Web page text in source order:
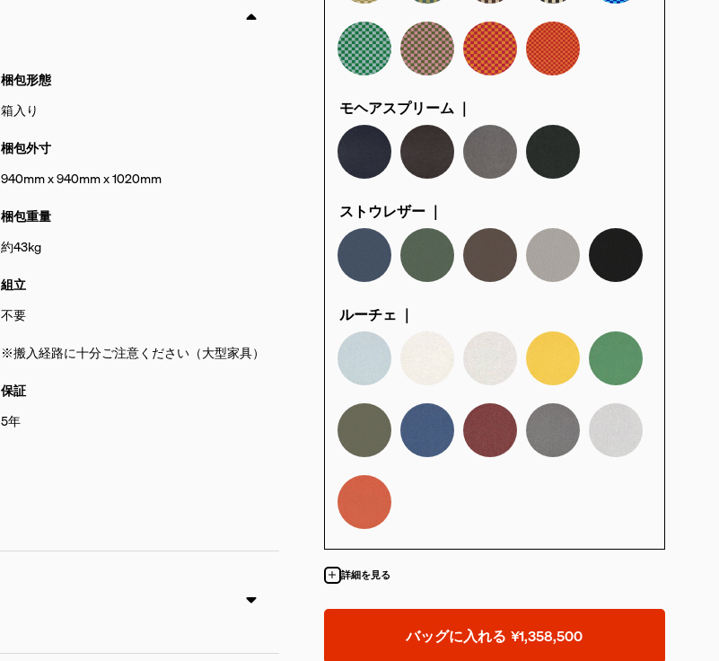
モヘアスプリーム ｜
ストウレザー ｜
ルーチェ ｜
詳細を見る
バッグに入れる ¥1,358,500
梱包形態
箱入り
梱包外寸
940mm x 940mm x 1020mm
梱包重量
約43kg
組立
不要
※搬入経路に十分ご注意ください（大型家具）
保証
5年